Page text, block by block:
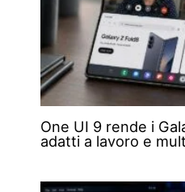
One UI 9 rende i
adatti a lavoro e